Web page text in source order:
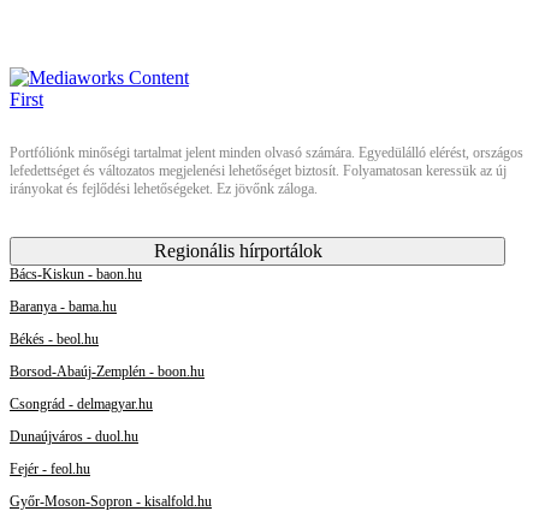
Portfóliónk minőségi tartalmat jelent minden olvasó számára. Egyedülálló elérést, országos
lefedettséget és változatos megjelenési lehetőséget biztosít. Folyamatosan keressük az új
irányokat és fejlődési lehetőségeket. Ez jövőnk záloga.
Regionális hírportálok
Bács-Kiskun - baon.hu
Baranya - bama.hu
Békés - beol.hu
Borsod-Abaúj-Zemplén - boon.hu
Csongrád - delmagyar.hu
Dunaújváros - duol.hu
Fejér - feol.hu
Győr-Moson-Sopron - kisalfold.hu